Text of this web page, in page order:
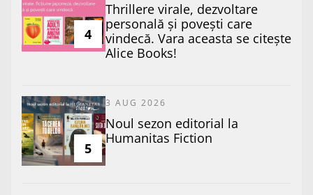
4
Thrillere virale, dezvoltare
personală și povești care
vindecă. Vara aceasta se citește
Alice Books!
5
3 AUG 2026
​Noul sezon editorial la
Humanitas Fiction